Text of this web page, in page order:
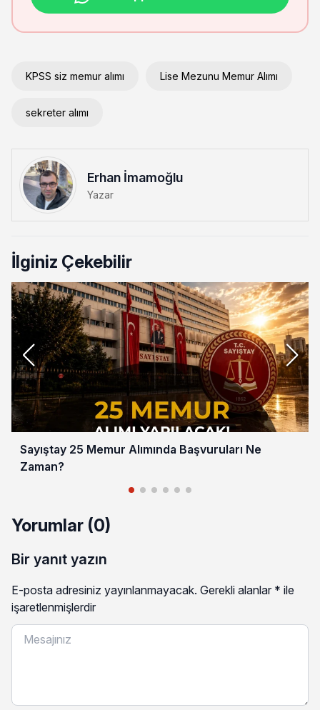
KPSS siz memur alımı Lise Mezunu Memur Alımı
sekreter alımı
Erhan İmamoğlu
Yazar
İlginiz Çekebilir
Sayıştay 25 Memur Alımında Başvuruları Ne
Zaman?
Yorumlar (0)
Bir yanıt yazın
E-posta adresiniz yayınlanmayacak. Gerekli alanlar * ile
işaretlenmişlerdir